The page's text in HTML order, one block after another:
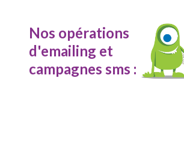
Nos opérations
d'emailing et
campagnes sms :